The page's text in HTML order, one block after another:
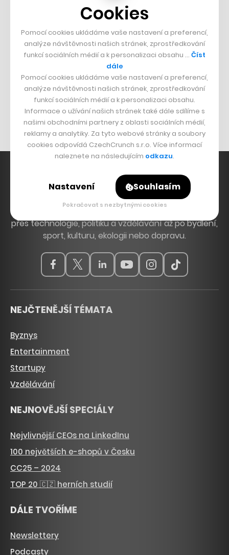
Boční projekt, co se zvrtnul
Francouzský šéfkuchař na Šumavě
Dva golfisti, co pečou
DESIGN
Bomma není tichá
Originální hodinky
Nábytek z betonu
Hlavní zdroj inspirace. Věnujeme se tématům, která
hýbou Českem a světem, od byznysu a startupů
přes technologie, politiku a vzdělávání až po bydlení,
sport, kulturu, ekologii nebo dopravu.
NEJČTENĚJŠÍ TÉMATA
Byznys
Entertainment
Startupy
Vzdělávání
NEJNOVĚJŠÍ SPECIÁLY
Nejvlivnější CEOs na LinkedInu
100 největších e-shopů v Česku
CC25 – 2024
TOP 20 🇨🇿 herních studií
DÁLE TVOŘÍME
Newslettery
Podcasty
Cookies
Pomocí cookies ukládáme vaše nastavení a preferencí,
analýze návštěvnosti našich stránek, zprostředkování
funkcí sociálních médií a k personalizaci obsahu … Číst
dále
Pomocí cookies ukládáme vaše nastavení a preferencí,
analýze návštěvnosti našich stránek, zprostředkování
funkcí sociálních médií a k personalizaci obsahu.
Informace o užívání našich stránek také dále sdílíme s
našimi obchodními partnery z oblasti sociálních médií,
reklamy a analytiky. Za tyto webové stránky a soubory
cookies odpovídá CzechCrunch s.r.o. Více informací
naleznete na následujícím odkazu.
Nastavení Souhlasím
Pokračovat s nezbytnými cookies